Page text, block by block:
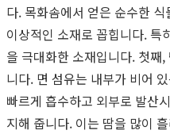
다. 목화솜에서 얻은 순수한
이상적인 소재로 꼽힙니다. 특
을 극대화한 소재입니다. 첫째
니다. 면 섬유는 내부가 비어
빠르게 흡수하고 외부로 발산
지해 줍니다. 이는 땀을 많이